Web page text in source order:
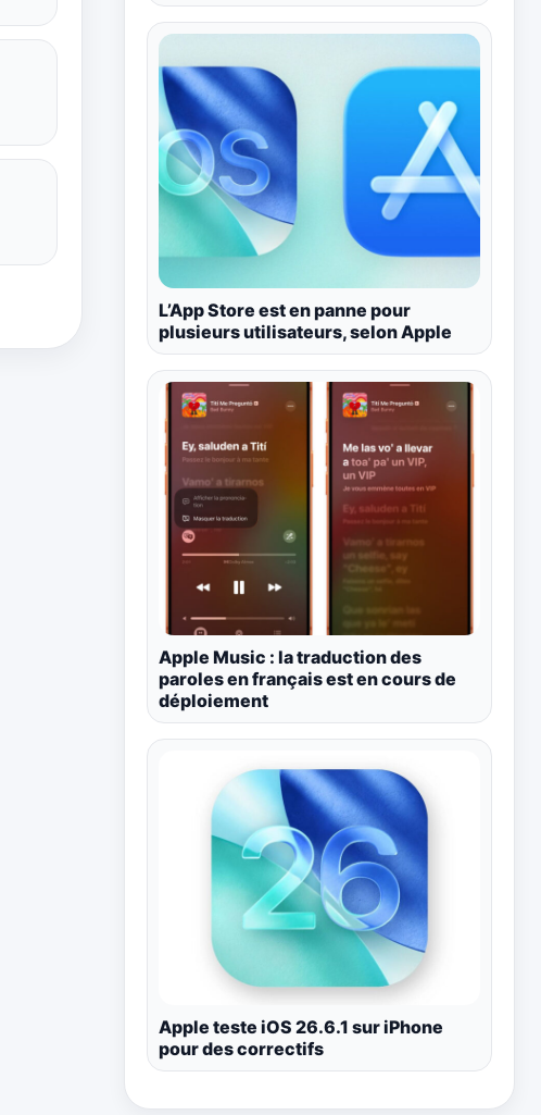
L’App Store est en panne pour
plusieurs utilisateurs, selon Apple
Apple Music : la traduction des
paroles en français est en cours de
déploiement
Apple teste iOS 26.6.1 sur iPhone
pour des correctifs